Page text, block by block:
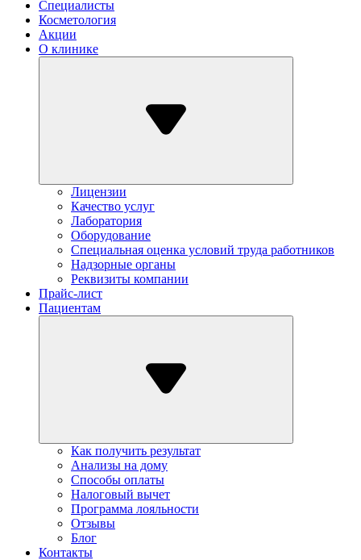
Специалисты
Косметология
Акции
О клинике
Лицензии
Качество услуг
Лаборатория
Оборудование
Специальная оценка условий труда работников
Надзорные органы
Реквизиты компании
Прайс-лист
Пациентам
Как получить результат
Анализы на дому
Способы оплаты
Налоговый вычет
Программа лояльности
Отзывы
Блог
Контакты